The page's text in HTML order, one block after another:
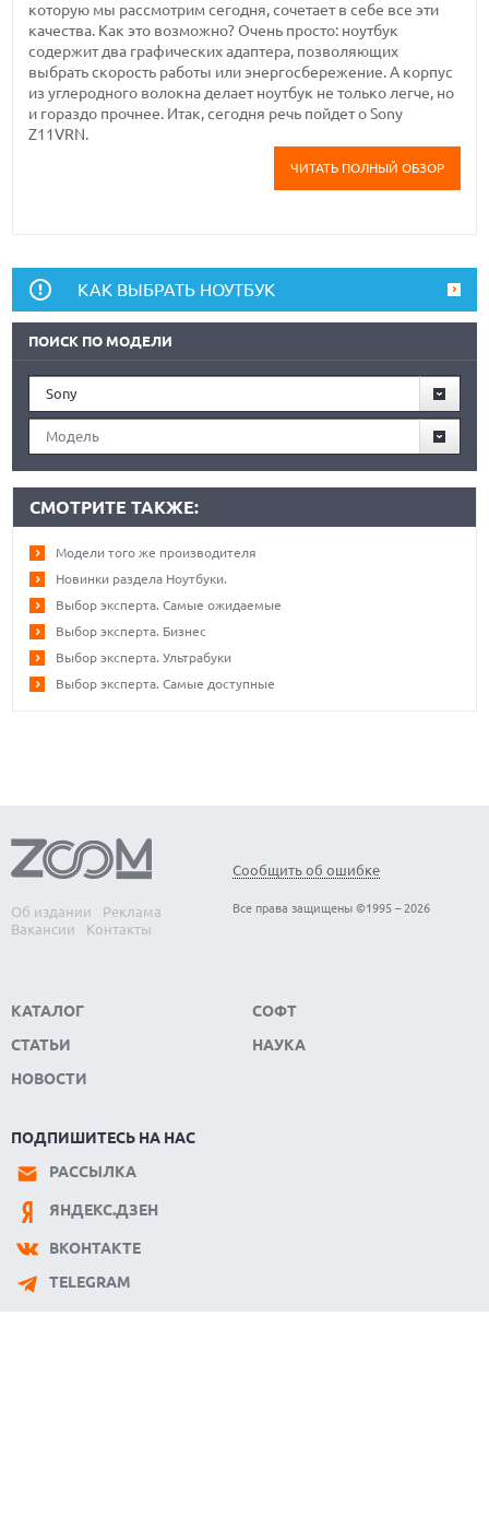
которую мы рассмотрим сегодня, сочетает в себе все эти
качества. Как это возможно? Очень просто: ноутбук
содержит два графических адаптера, позволяющих
выбрать скорость работы или энергосбережение. А корпус
из углеродного волокна делает ноутбук не только легче, но
и гораздо прочнее. Итак, сегодня речь пойдет о Sony
Z11VRN.
ЧИТАТЬ ПОЛНЫЙ ОБЗОР
КАК ВЫБРАТЬ НОУТБУК
ПОИСК ПО МОДЕЛИ
Sony
Модель
СМОТРИТЕ ТАКЖЕ:
Модели того же производителя
Новинки раздела Ноутбуки.
Выбор эксперта. Самые ожидаемые
Выбор эксперта. Бизнес
Выбор эксперта. Ультрабуки
Выбор эксперта. Самые доступные
Об издании
Реклама
Вакансии
Контакты
Сообщить об ошибке
Все права защищены ©1995 – 2026
КАТАЛОГ
СТАТЬИ
НОВОСТИ
СОФТ
НАУКА
ПОДПИШИТЕСЬ НА НАС
РАССЫЛКА
ЯНДЕКС.ДЗЕН
ВКОНТАКТЕ
TELEGRAM